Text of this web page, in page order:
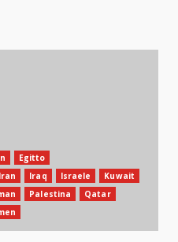
Egitto
Iran Iraq Israele
Kuwait
Palestina
Qatar